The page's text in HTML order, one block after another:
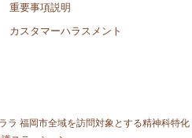
重要事項説明
カスタマーハラスメント
ラ 福岡市全域を訪問対象とする精神科特化